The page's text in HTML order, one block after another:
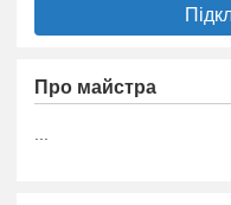
Про майстра